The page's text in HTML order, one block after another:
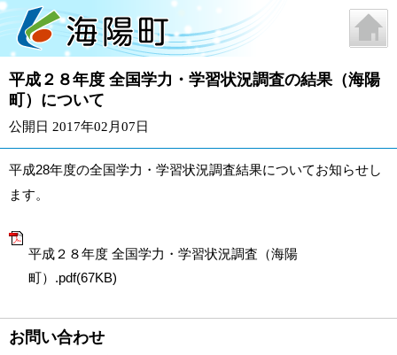
平成２８年度 全国学力・学習状況調査の結果（海陽
町）について
公開日 2017年02月07日
平成28年度の全国学力・学習状況調査結果についてお知らせし
ます。
平成２８年度 全国学力・学習状況調査（海陽
町）.pdf(67KB)
お問い合わせ